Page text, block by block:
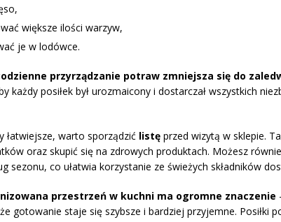
większe ilości warzyw,
je w lodówce.
przyrządzanie potraw zmniejsza się do
każdy posiłek był urozmaicony i dostarczał wszystkich
łatwiejsze, warto sporządzić listę przed wizytą w sklepie.
oraz skupić się na zdrowych produktach. Możesz
sezonu, co ułatwia korzystanie ze świeżych składników
przestrzeń w kuchni ma ogromne znaczenie
gotowanie staje się szybsze i bardziej przyjemne. Posiłki